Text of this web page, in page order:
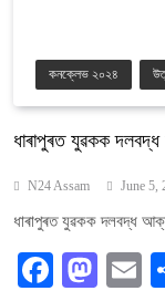
কনক্লেভ ২০২৪
ধাৰাপুৰত যুৱকক
N24 Assam June 5,
ধাৰাপুৰত যুৱকক দলবদ্ধ